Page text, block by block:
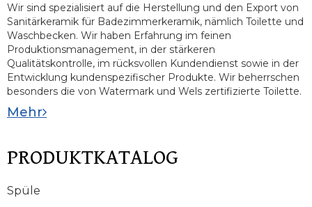
Wir sind spezialisiert auf die Herstellung und den Export von
Sanitärkeramik für Badezimmerkeramik, nämlich Toilette und
Waschbecken. Wir haben Erfahrung im feinen
Produktionsmanagement, in der stärkeren
Qualitätskontrolle, im rücksvollen Kundendienst sowie in der
Entwicklung kundenspezifischer Produkte. Wir beherrschen
besonders die von Watermark und Wels zertifizierte Toilette.
Mehr
PRODUKTKATALOG
Spüle